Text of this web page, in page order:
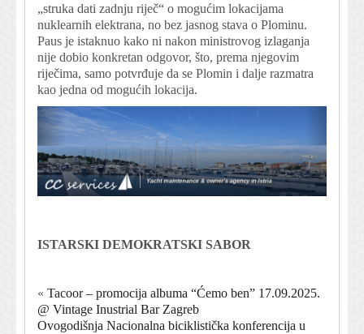
„struka dati zadnju riječ“ o mogućim lokacijama
nuklearnih elektrana, no bez jasnog stava o Plominu.
Paus je istaknuo kako ni nakon ministrovog izlaganja
nije dobio konkretan odgovor, što, prema njegovim
riječima, samo potvrđuje da se Plomin i dalje razmatra
kao jedna od mogućih lokacija.
ISTARSKI DEMOKRATSKI SABOR
« Tacoor – promocija albuma “Ćemo ben” 17.09.2025.
@ Vintage Inustrial Bar Zagreb
Ovogodišnja Nacionalna biciklistička konferencija u